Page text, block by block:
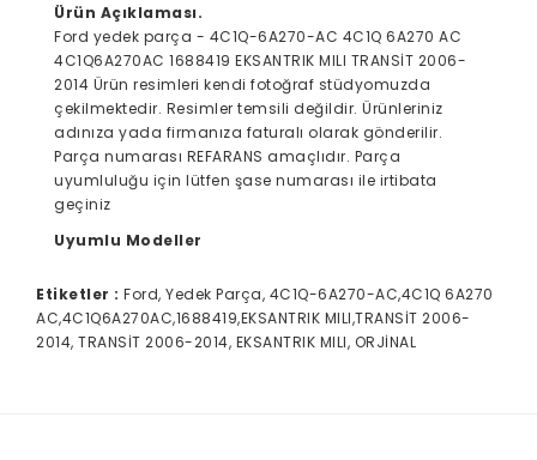
Ürün Açıklaması.
Ford yedek parça - 4C1Q-6A270-AC 4C1Q 6A270 AC
4C1Q6A270AC 1688419 EKSANTRIK MILI TRANSİT 2006-
2014 Ürün resimleri kendi fotoğraf stüdyomuzda
çekilmektedir. Resimler temsili değildir. Ürünleriniz
adınıza yada firmanıza faturalı olarak gönderilir.
Parça numarası REFARANS amaçlıdır. Parça
uyumluluğu için lütfen şase numarası ile irtibata
geçiniz
Uyumlu Modeller
Etiketler : Ford, Yedek Parça, 4C1Q-6A270-AC,4C1Q 6A270
AC,4C1Q6A270AC,1688419,EKSANTRIK MILI,TRANSİT 2006-
2014, TRANSİT 2006-2014, EKSANTRIK MILI, ORJİNAL